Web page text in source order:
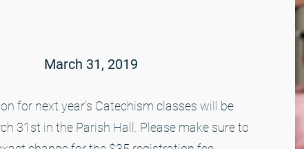
March 31, 2019
for next year’s Catechism classes will be
31st in the Parish Hall. Please make sure to